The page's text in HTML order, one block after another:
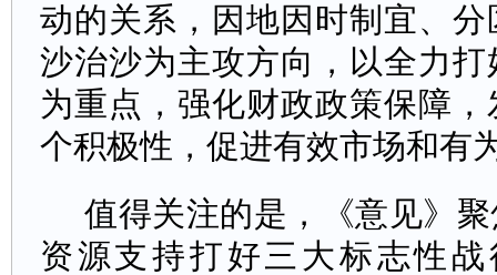
动的关系，因地因时制宜、
沙治沙为主攻方向，以全力
为重点，强化财政政策保障
个积极性，促进有效市场和有
值得关注的是，《意见》
资源支持打好三大标志性